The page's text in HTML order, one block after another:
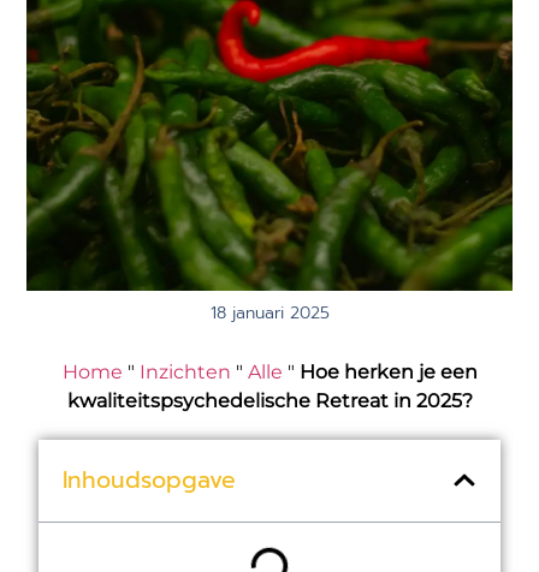
18 januari 2025
Home " Inzichten " Alle " Hoe herken je een
kwaliteitspsychedelische Retreat in 2025?
Inhoudsopgave